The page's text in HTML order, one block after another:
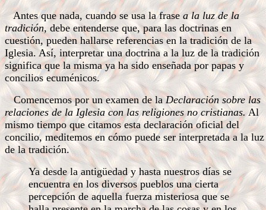
Antes que nada, cuando se usa la frasea la luz de la
tradición, debe entenderse que, para las doctrinas en
cuestión, pueden hallarse referencias en la tradición de la
Iglesia. Así, interpretar una doctrina a la luz de la tradición
significa que la misma ya ha sido enseñada por papas y
concilios ecuménicos.
Comencemos por un examen de laDeclaración sobre las
relaciones de la Iglesia con las religiones no cristianas.Al
mismo tiempo que citamos esta declaración oficial del
concilio, meditemos en cómo puede ser interpretada a la luz
de la tradición.
Ya desde la antigüedad y hasta nuestros días se
encuentra en los diversos pueblos una cierta
percepción de aquella fuerza misteriosa que se